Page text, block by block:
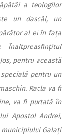
a teologilor
un dascăl, un
al ei în fața
pentru această
pentru un
Racla va fi
va fi purtată în
Apostol Andrei,
Galați